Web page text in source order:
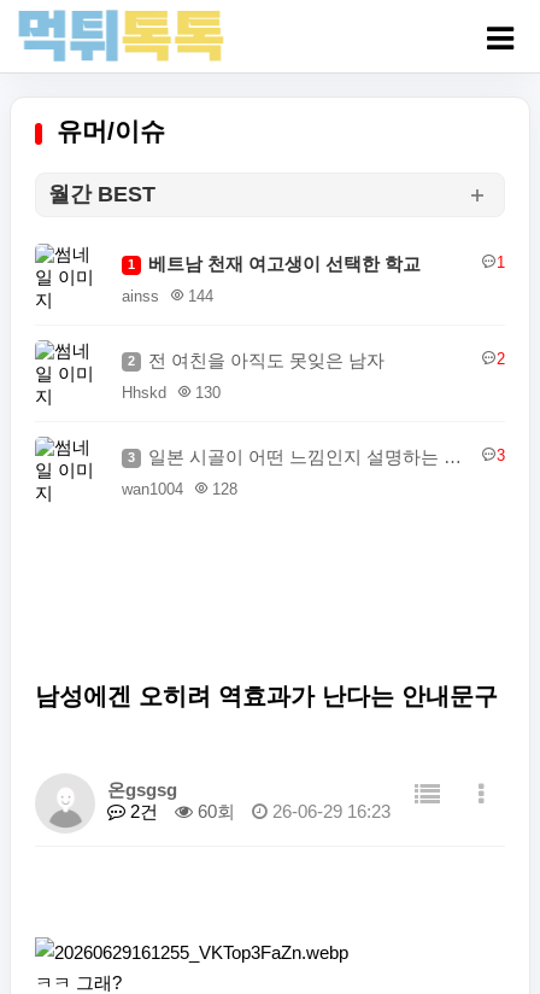
유머/이슈
월간 BEST
1 베트남 천재 여고생이 선택한 학교
1
ainss
144
2 전 여친을 아직도 못잊은 남자
2
Hhskd
130
3 일본 시골이 어떤 느낌인지 설명하는 일본인
3
wan1004
128
남성에겐 오히려 역효과가 난다는 안내문구
온gsgsg
2건
60회 26-06-29 16:23
ㅋㅋ 그래?